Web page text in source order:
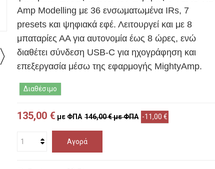
Amp Modelling με 36 ενσωματωμένα IRs, 7
presets και ψηφιακά εφέ. Λειτουργεί και με 8
μπαταρίες ΑΑ για αυτονομία έως 8 ώρες, ενώ
διαθέτει σύνδεση USB-C για ηχογράφηση και
επεξεργασία μέσω της εφαρμογής MightyAmp.
Διαθέσιμο
135,00 € με ΦΠΑ 146,00 €με ΦΠΑ -11,00 €
Αγορά